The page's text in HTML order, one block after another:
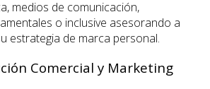
medios de comunicación,
o inclusive asesorando a
estrategia de marca personal.
Comercial y Marketing